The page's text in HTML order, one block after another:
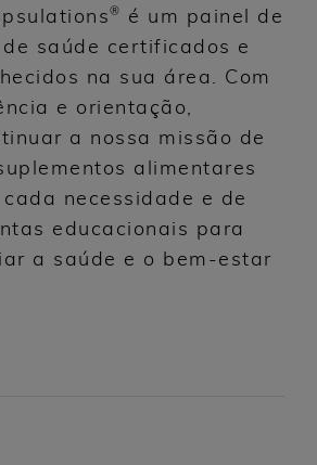
®
é um painel de
saúde certificados e
na sua área. Com
e orientação,
a nossa missão de
alimentares
necessidade e de
educacionais para
a saúde e o bem-estar